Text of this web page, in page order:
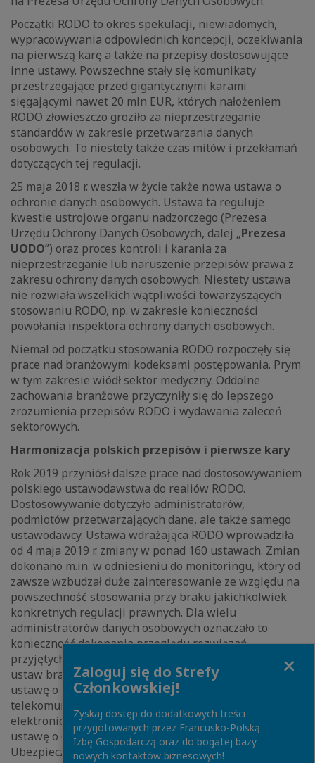
Początki RODO to okres spekulacji, niewiadomych,
wypracowywania odpowiednich koncepcji, oczekiwania
na pierwszą karę a także na przepisy dostosowujące
inne ustawy. Powszechne stały się komunikaty
przestrzegające przed gigantycznymi karami
sięgającymi nawet 20 mln EUR, których nałożeniem
RODO złowieszczo groziło za nieprzestrzeganie
standardów w zakresie przetwarzania danych
osobowych. To niestety także czas mitów i przekłamań
dotyczących tej regulacji.
25 maja 2018 r. weszła w życie także nowa ustawa o
ochronie danych osobowych. Ustawa ta reguluje
kwestie ustrojowe organu nadzorczego (Prezesa
Urzędu Ochrony Danych Osobowych, dalej „Prezesa
UODO”) oraz proces kontroli i karania za
nieprzestrzeganie lub naruszenie przepisów prawa z
zakresu ochrony danych osobowych. Niestety ustawa
nie rozwiała wszelkich wątpliwości towarzyszących
stosowaniu RODO, np. w zakresie konieczności
powołania inspektora ochrony danych osobowych.
Niemal od początku stosowania RODO rozpoczęły się
prace nad branżowymi kodeksami postępowania. Prym
w tym zakresie wiódł sektor medyczny. Oddolne
zachowania branżowe przyczyniły się do lepszego
zrozumienia przepisów RODO i wydawania zaleceń
sektorowych.
Harmonizacja polskich przepisów i pierwsze kary
Rok 2019 przyniósł dalsze prace nad dostosowywaniem
polskiego ustawodawstwa do realiów RODO.
Dostosowywanie dotyczyło administratorów,
podmiotów przetwarzających dane, ale także samego
ustawodawcy. Ustawa wdrażająca RODO wprowadziła
od 4 maja 2019 r. zmiany w ponad 160 ustawach. Zmian
dokonano m.in. w odniesieniu do monitoringu, który od
zawsze wzbudzał duże zainteresowanie ze względu na
powszechność stosowania przy braku jakichkolwiek
konkretnych regulacji prawnych. Dla wielu
administratorów danych osobowych oznaczało to
konieczność dokonania przeglądu rozwiązań
przyjętych rok wcześniej. Ustawa nowelizowała szereg
ustaw branżowych, przede wszystkim Kodeks pracy,
ustawę o ZFŚS, prawo bankowe, prawo
telekomunikacyjne, ustawę o świadczeniu usług drogą
elektroniczną, ustawę o prawach konsumenta, czy
ustawę o emeryturach i rentach z Funduszu
Ubezpieczeń Społecznych. Nowe przepisy przyniosły
Zaloguj się do Strefy
Członkowskiej!
Zyskaj dostęp do dodatkowych treści
przygotowanych przez Francusko-Polską
Izbę Gospodarczą oraz do bogatej bazy
nowych kontaktów biznesowych!